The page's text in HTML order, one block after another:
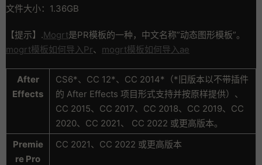
文件大小：1.36GB
【提示】.Mogrt是PR模板的一种，中文名称”动态图形模板”。
mogrt模板如何导入Pr、 mogrt模板如何导入ae
After
Effects
CS6*、CC 12*、CC 2014*（*旧版本以不带插件
的 After Effects 项目形式支持并按原样提供）、
CC 2015、CC 2017、CC 2018、CC 2019、CC
2020、CC 2021、 CC 2022 或更高版本。
Premie
re Pro
CC 2021、CC 2022 或更高版本